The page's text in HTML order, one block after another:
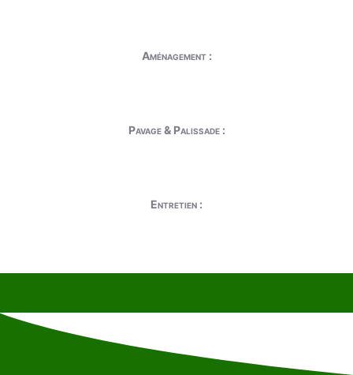
Aménagement :
Pavage & Palissade :
Entretien :